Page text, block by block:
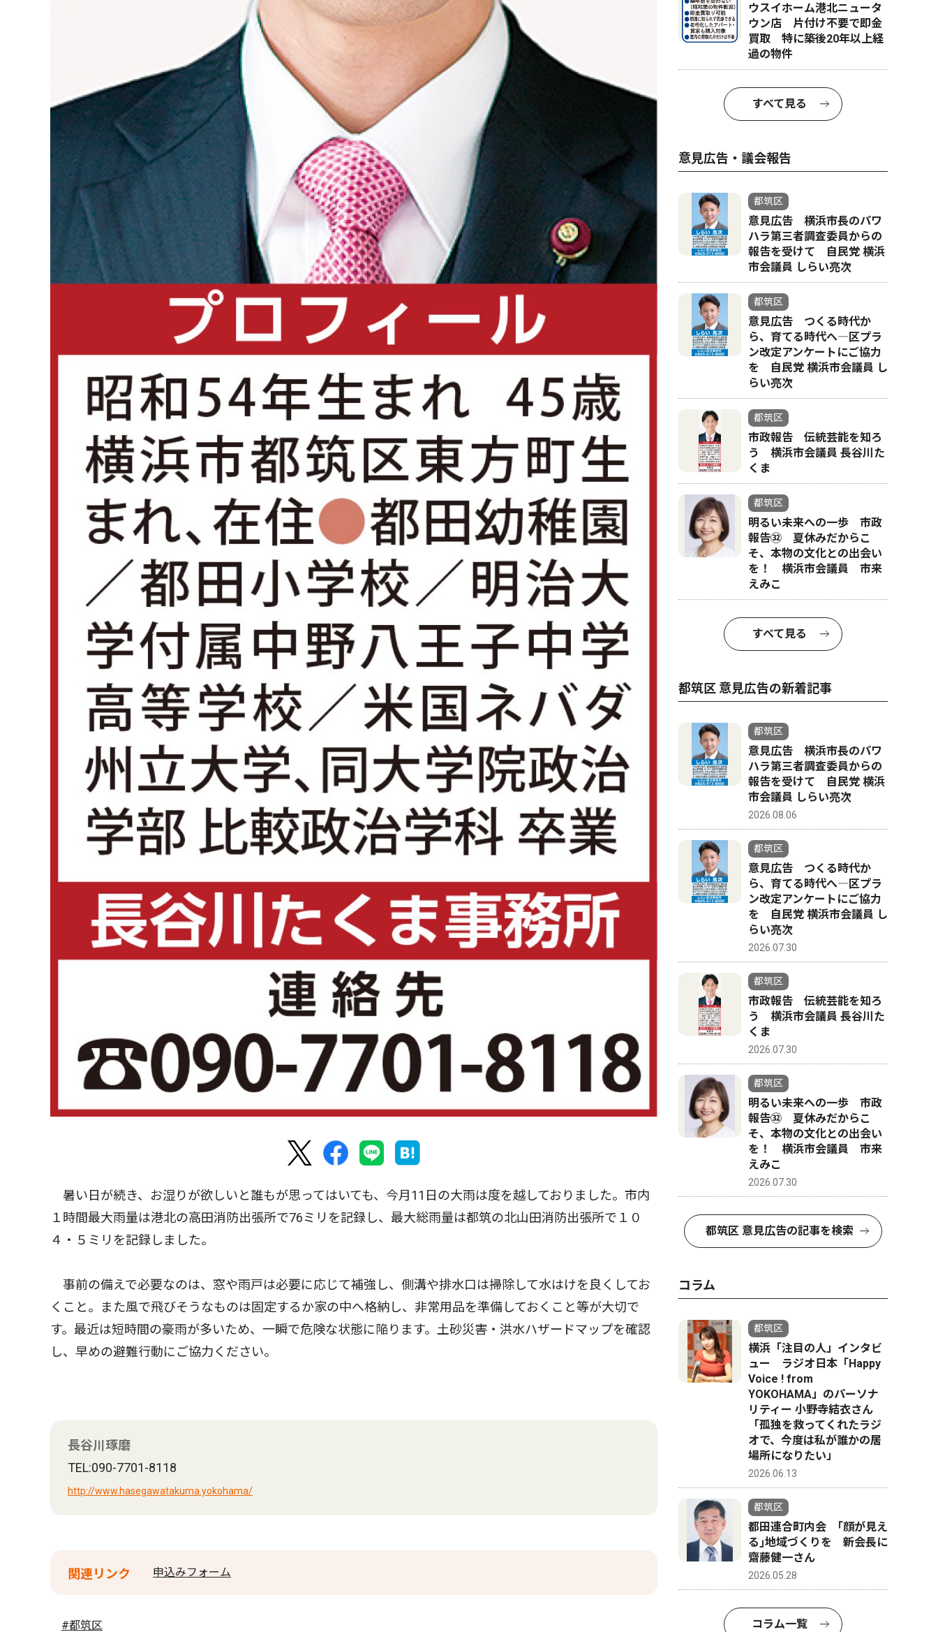
暑い日が続き、お湿りが欲しいと誰もが思ってはいても、今月11日の大雨は度を越しておりました。市内
１時間最大雨量は港北の高田消防出張所で76ミリを記録し、最大総雨量は都筑の北山田消防出張所で１０
４・５ミリを記録しました。
事前の備えで必要なのは、窓や雨戸は必要に応じて補強し、側溝や排水口は掃除して水はけを良くしてお
くこと。また風で飛びそうなものは固定するか家の中へ格納し、非常用品を準備しておくこと等が大切で
す。最近は短時間の豪雨が多いため、一瞬で危険な状態に陥ります。土砂災害・洪水ハザードマップを確認
し、早めの避難行動にご協力ください。
長谷川琢磨
TEL:090-7701-8118
http://www.hasegawatakuma.yokohama/
関連リンク 申込みフォーム
#都筑区
ウスイホーム港北ニュータ
ウン店 片付け不要で即金
買取 特に築後20年以上経
過の物件
すべて見る
意見広告・議会報告
都筑区
意見広告 横浜市長のパワ
ハラ第三者調査委員からの
報告を受けて 自民党 横浜
市会議員 しらい亮次
都筑区
意見広告 つくる時代か
ら、育てる時代へ―区プラ
ン改定アンケートにご協力
を 自民党 横浜市会議員 し
らい亮次
都筑区
市政報告 伝統芸能を知ろ
う 横浜市会議員 長谷川た
くま
都筑区
明るい未来への一歩 市政
報告㉜ 夏休みだからこ
そ、本物の文化との出会い
を！ 横浜市会議員 市来
えみこ
すべて見る
都筑区 意見広告の新着記事
都筑区
意見広告 横浜市長のパワ
ハラ第三者調査委員からの
報告を受けて 自民党 横浜
市会議員 しらい亮次
2026.08.06
都筑区
意見広告 つくる時代か
ら、育てる時代へ―区プラ
ン改定アンケートにご協力
を 自民党 横浜市会議員 し
らい亮次
2026.07.30
都筑区
市政報告 伝統芸能を知ろ
う 横浜市会議員 長谷川た
くま
2026.07.30
都筑区
明るい未来への一歩 市政
報告㉜ 夏休みだからこ
そ、本物の文化との出会い
を！ 横浜市会議員 市来
えみこ
2026.07.30
都筑区 意見広告の記事を検索
コラム
都筑区
横浜「注目の人」インタビ
ュー ラジオ日本「Happy
Voice ! from
YOKOHAMA」のパーソナ
リティー 小野寺結衣さん
「孤独を救ってくれたラジ
オで、今度は私が誰かの居
場所になりたい」
2026.06.13
都筑区
都田連合町内会 ｢顔が見え
る｣地域づくりを 新会長に
齋藤健一さん
2026.05.28
コラム一覧